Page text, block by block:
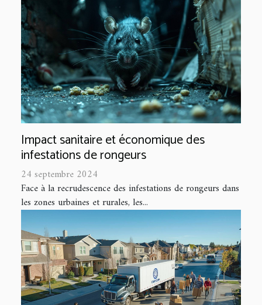
Impact sanitaire et économique des
infestations de rongeurs
24 septembre 2024
Face à la recrudescence des infestations de rongeurs dans
les zones urbaines et rurales, les...